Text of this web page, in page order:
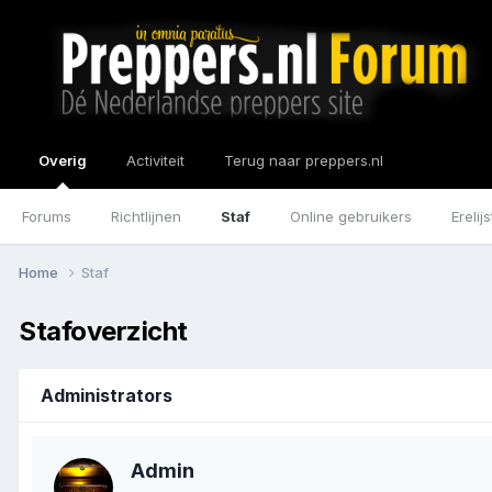
Overig
Forums Richtlijnen Staf Online gebruikers
Activiteit Terug naar preppers.nl
Home Staf
Stafoverzicht
Administrators
Admin